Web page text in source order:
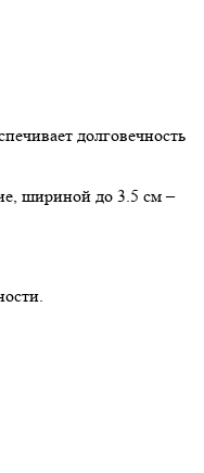
долговечность
шириной до 3.5 см –